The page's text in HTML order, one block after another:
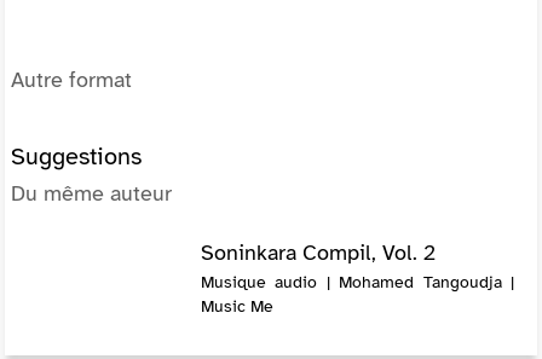
Autre format
Suggestions
Du même auteur
Soninkara Compil, Vol. 2
Musique audio | Mohamed Tangoudja |
Music Me